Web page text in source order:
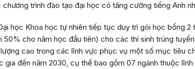
trình đào tạo đại học có tăng cường tiếng Anh
học Khoa học tự nhiên tiếp tục duy trì gói học bổng
50% cho năm học đầu tiên) cho các thí sinh trúng
cao trong các lĩnh vực phục vụ một số mục tiêu
gia đến năm 2030, cụ thể bao gồm 07 ngành thuộc